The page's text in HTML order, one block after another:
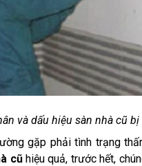
và dấu hiệu sàn nhà cũ
gặp phải tình trạng
cũhiệu quả, trước hết,